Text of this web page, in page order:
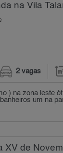
na Vila
2 vagas
) na zona leste
um na
XV de